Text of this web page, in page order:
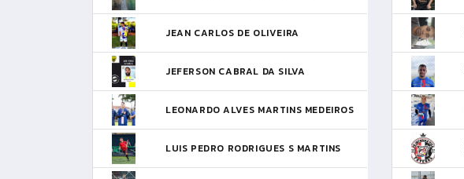
JEAN CARLOS DE OLIVEIRA
JEFERSON CABRAL DA SILVA
LEONARDO ALVES MARTINS MEDEIROS
LUIS PEDRO RODRIGUES S MARTINS